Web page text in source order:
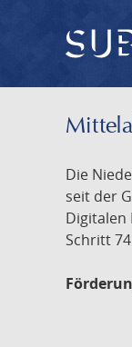
Die
seit der
Digitalen
Schritt